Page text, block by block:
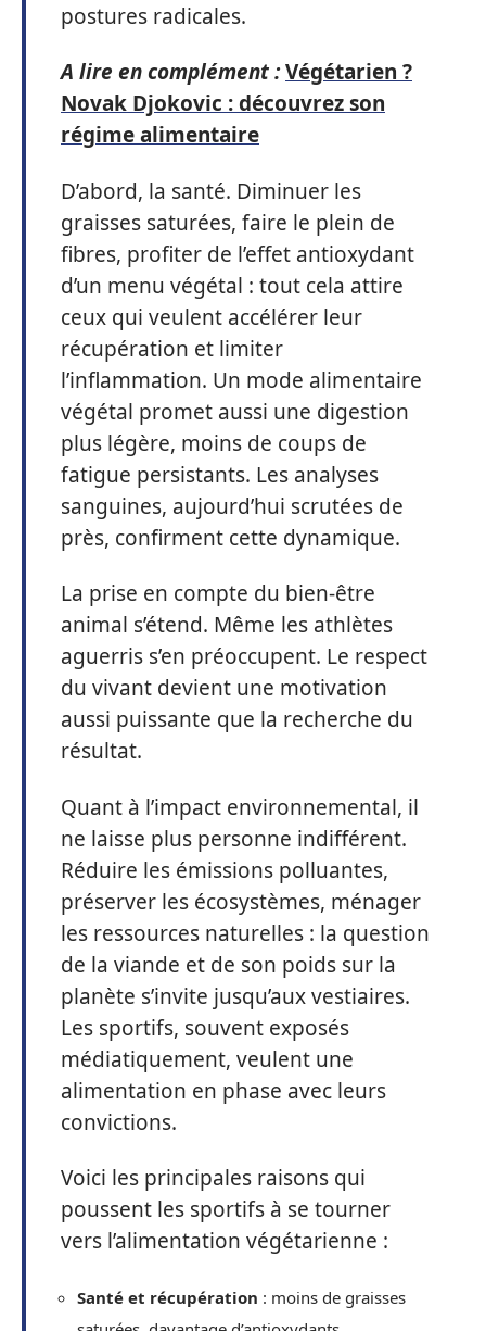
postures radicales.
A lire en complément :Végétarien ?
Novak Djokovic : découvrez son
régime alimentaire
D’abord, la santé. Diminuer les
graisses saturées, faire le plein de
fibres, profiter de l’effet antioxydant
d’un menu végétal : tout cela attire
ceux qui veulent accélérer leur
récupération et limiter
l’inflammation. Un mode alimentaire
végétal promet aussi une digestion
plus légère, moins de coups de
fatigue persistants. Les analyses
sanguines, aujourd’hui scrutées de
près, confirment cette dynamique.
La prise en compte du bien-être
animal s’étend. Même les athlètes
aguerris s’en préoccupent. Le respect
du vivant devient une motivation
aussi puissante que la recherche du
résultat.
Quant à l’impact environnemental, il
ne laisse plus personne indifférent.
Réduire les émissions polluantes,
préserver les écosystèmes, ménager
les ressources naturelles : la question
de la viande et de son poids sur la
planète s’invite jusqu’aux vestiaires.
Les sportifs, souvent exposés
médiatiquement, veulent une
alimentation en phase avec leurs
convictions.
Voici les principales raisons qui
poussent les sportifs à se tourner
vers l’alimentation végétarienne :
Santé et récupération : moins de graisses